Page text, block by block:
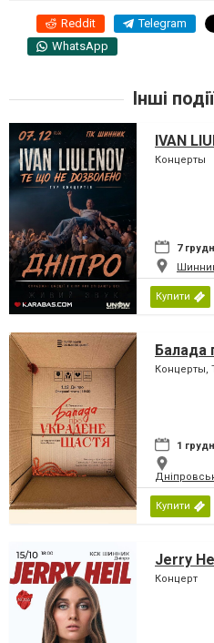
Reddit Telegram
WhatsApp
Інші
IVAN
Концерты
7
Купити
Балада
Концерты,
1
Купити
Jerry
Концерт